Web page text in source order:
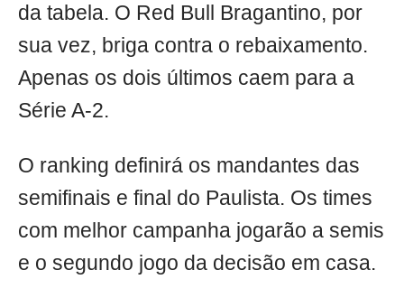
da tabela. O Red Bull Bragantino, por
sua vez, briga contra o rebaixamento.
Apenas os dois últimos caem para a
Série A-2.
O ranking definirá os mandantes das
semifinais e final do Paulista. Os times
com melhor campanha jogarão a semis
e o segundo jogo da decisão em casa.